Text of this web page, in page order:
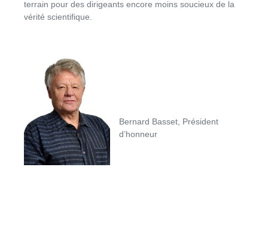
terrain pour des dirigeants encore moins soucieux de la
vérité scientifique.
Bernard Basset, Président
d’honneur